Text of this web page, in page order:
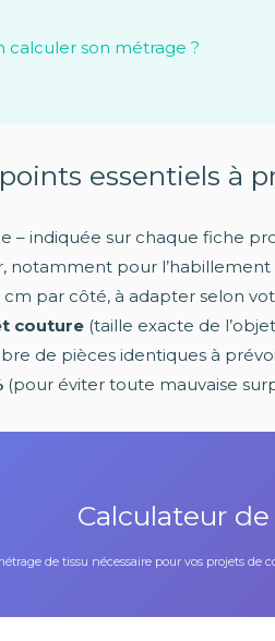
son métrage ?
essentiels à
– indiquée sur chaque fiche
notamment pour l’habillement
cm par côté, à adapter selon
couture (taille exacte de
de pièces identiques à
(pour éviter toute mauvaise
Calculateur
de tissu nécessaire pour vos projets